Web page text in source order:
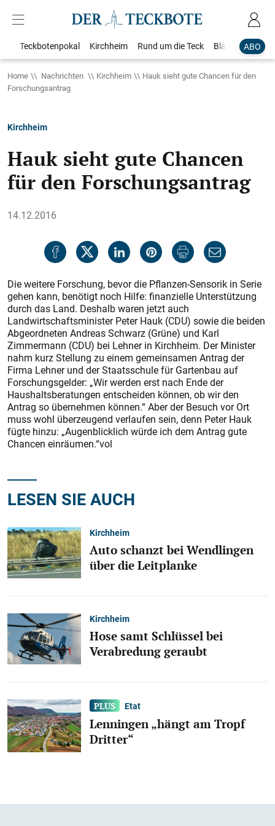
ABO
Teckbotenpokal Kirchheim Rund um die Teck Blaulicht
Home Nachrichten Kirchheim
Hauk sieht gute Chancen für den
Forschungsantrag
Kirchheim
Hauk sieht gute Chancen
für den Forschungsantrag
14.12.2016
Die weitere Forschung, bevor die Pflanzen-Sensorik in Serie
gehen kann, benötigt noch Hilfe: finanzielle Unterstützung
durch das Land. Deshalb waren jetzt auch
Landwirtschaftsminister Peter Hauk (CDU) sowie die beiden
Abgeordneten Andreas Schwarz (Grüne) und Karl
Zimmermann (CDU) bei Lehner in Kirchheim. Der Minister
nahm kurz Stellung zu einem gemeinsamen Antrag der
Firma Lehner und der Staatsschule für Gartenbau auf
Forschungsgelder: „Wir werden erst nach Ende der
Haushaltsberatungen entscheiden können, ob wir den
Antrag so übernehmen können.“ Aber der Besuch vor Ort
muss wohl überzeugend verlaufen sein, denn Peter Hauk
fügte hinzu: „Augenblicklich würde ich dem Antrag gute
Chancen einräumen.“vol
LESEN SIE AUCH
Kirchheim
Auto schanzt bei Wendlingen
über die Leitplanke
Kirchheim
Hose samt Schlüssel bei
Verabredung geraubt
Etat
Lenningen „hängt am Tropf
Dritter“